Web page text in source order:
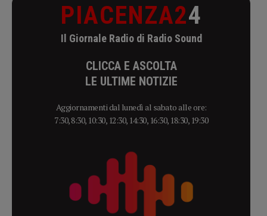
PIACENZA24
Il Giornale Radio di Radio Sound
CLICCA E ASCOLTA
LE ULTIME NOTIZIE
Aggiornamenti dal lunedì al sabato alle ore:
7:30, 8:30, 10:30, 12:30, 14:30, 16:30, 18:30, 19:30